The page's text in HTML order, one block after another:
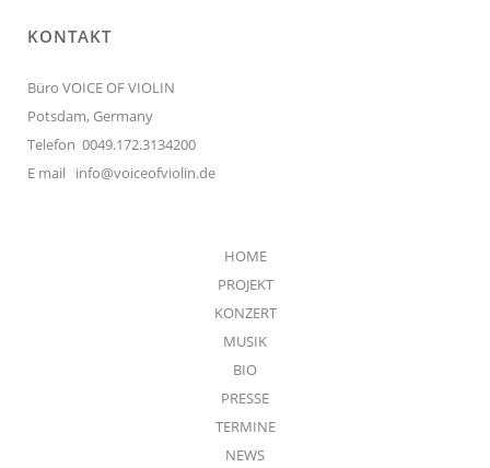
KONTAKT
Büro VOICE OF VIOLIN
Potsdam, Germany
Telefon 0049.172.3134200
E mail info@voiceofviolin.de
HOME
PROJEKT
KONZERT
MUSIK
BIO
PRESSE
TERMINE
NEWS